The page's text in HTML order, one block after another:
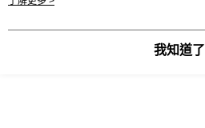
我知道了